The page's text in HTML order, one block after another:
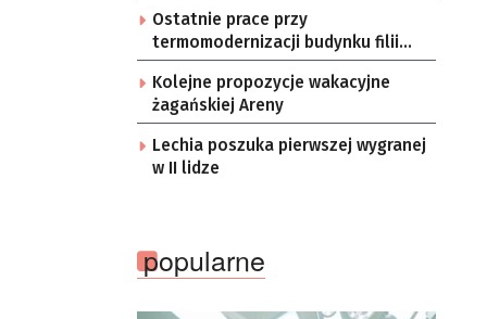
Ostatnie prace przy
termomodernizacji budynku filii
żarskiego przedszkola Bajka
Kolejne propozycje wakacyjne
żagańskiej Areny
Lechia poszuka pierwszej wygranej
w II lidze
popularne